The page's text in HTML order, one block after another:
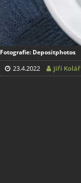
Fotografie: Depositphotos
23.4.2022 Jiří Kolář